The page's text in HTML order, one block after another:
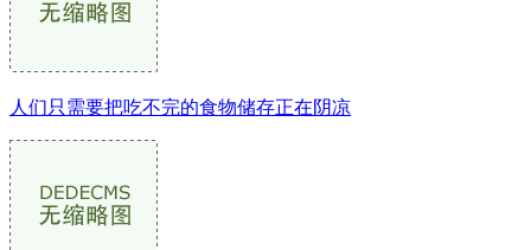
人们只需要把吃不完的食物储存正在阴凉